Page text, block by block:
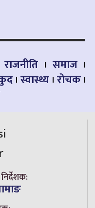
राजनीति
समाज
स्वास्थ्य रोचक